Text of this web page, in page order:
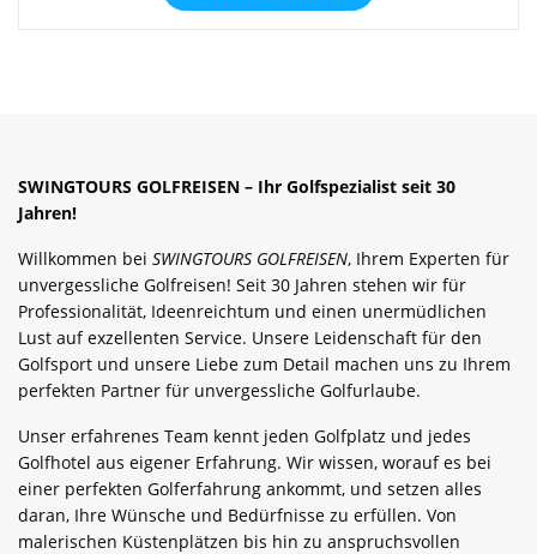
SWINGTOURS GOLFREISEN – Ihr Golfspezialist seit 30
Jahren!
Willkommen beiSWINGTOURS GOLFREISEN, Ihrem Experten für
unvergessliche Golfreisen! Seit 30 Jahren stehen wir für
Professionalität, Ideenreichtum und einen unermüdlichen
Lust auf exzellenten Service. Unsere Leidenschaft für den
Golfsport und unsere Liebe zum Detail machen uns zu Ihrem
perfekten Partner für unvergessliche Golfurlaube.
Unser erfahrenes Team kennt jeden Golfplatz und jedes
Golfhotel aus eigener Erfahrung. Wir wissen, worauf es bei
einer perfekten Golferfahrung ankommt, und setzen alles
daran, Ihre Wünsche und Bedürfnisse zu erfüllen. Von
malerischen Küstenplätzen bis hin zu anspruchsvollen